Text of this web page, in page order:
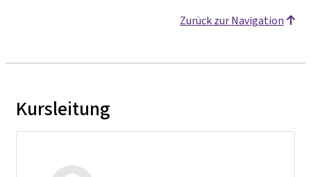
Zurück zur Navigation
Kursleitung